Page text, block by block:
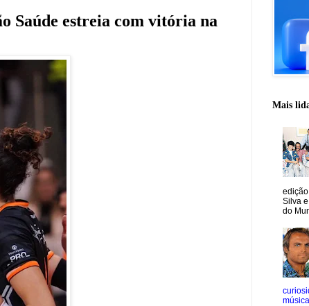
Saúde estreia com vitória na
Mais
Silva
do